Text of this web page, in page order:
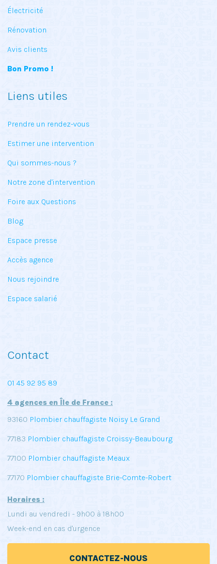
Électricité
Rénovation
Avis clients
Bon Promo !
Liens utiles
Prendre un rendez-vous
Estimer une intervention
Qui sommes-nous ?
Notre zone d'intervention
Foire aux Questions
Blog
Espace presse
Accès agence
Nous rejoindre
Espace salarié
Contact
01 45 92 95 89
4 agences en Île de France :
93160 Plombier chauffagiste Noisy Le Grand
77183 Plombier chauffagiste Croissy-Beaubourg
77100 Plombier chauffagiste Meaux
77170 Plombier chauffagiste Brie-Comte-Robert
Horaires :
Lundi au vendredi - 9h00 à 18h00
Week-end en cas d'urgence
CONTACTEZ-NOUS